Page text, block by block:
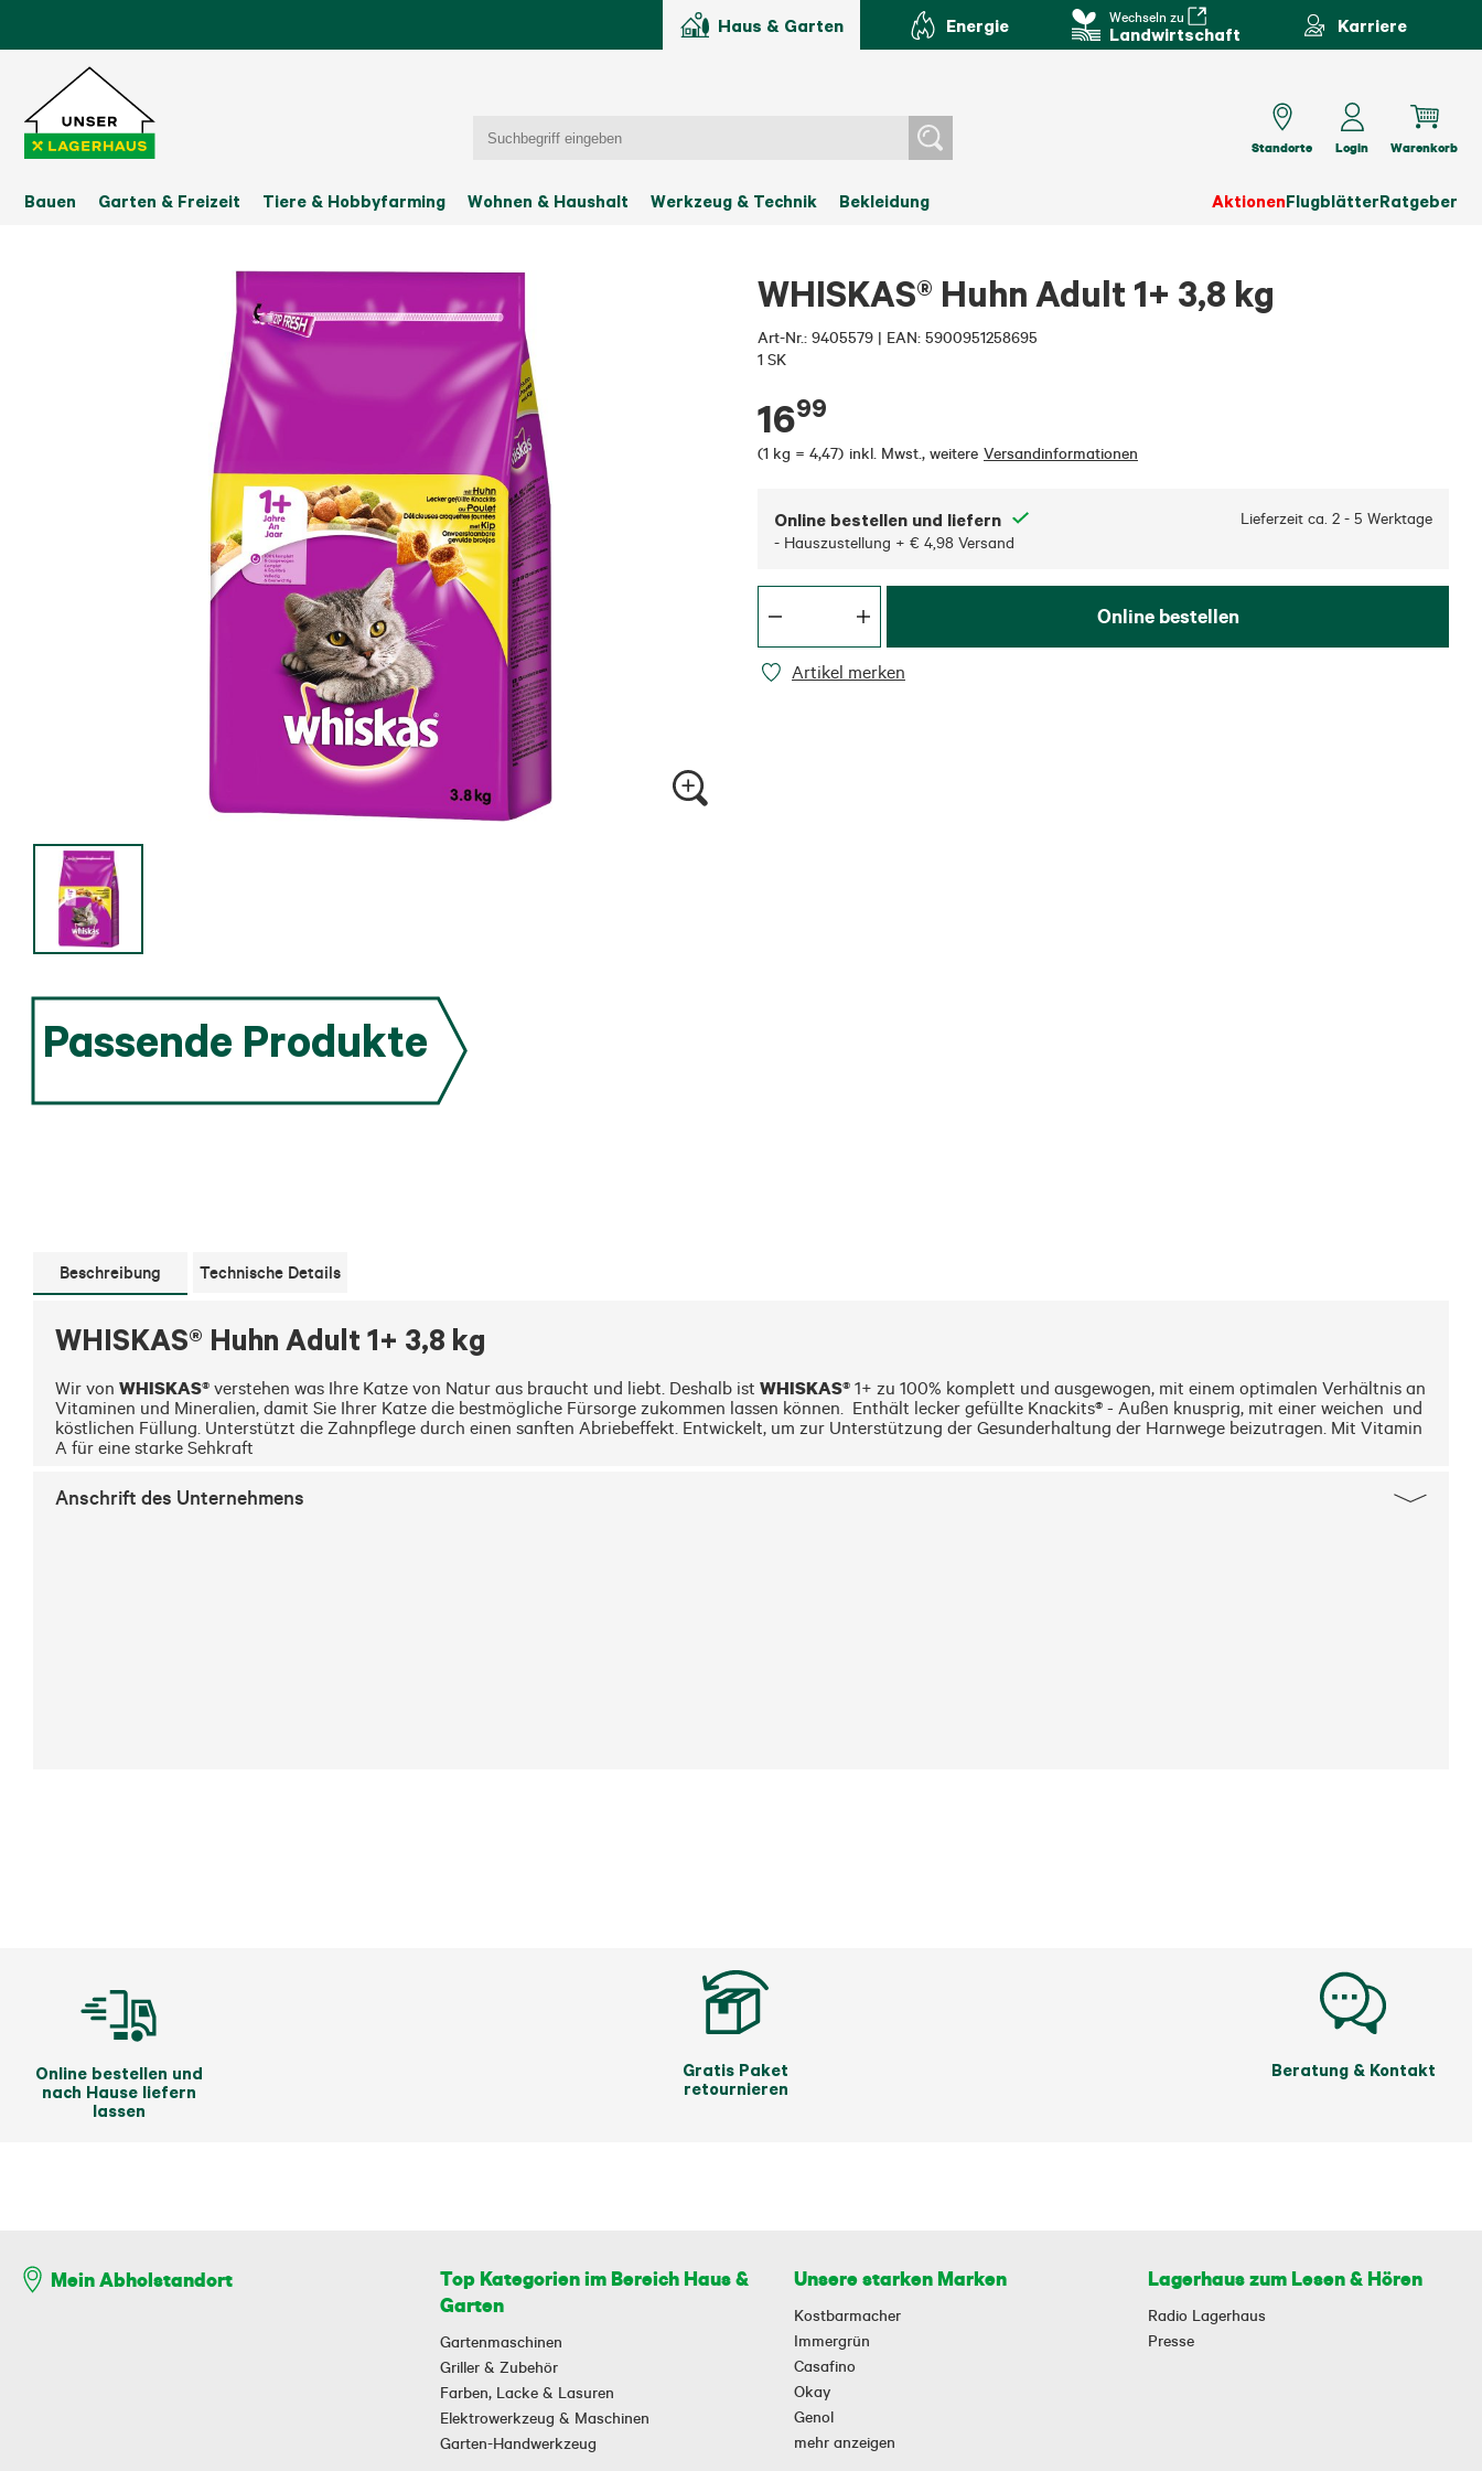
Haus & Garten Energie Wechseln zu
Landwirtschaft Karriere
Bauen Garten & Freizeit Tiere & Hobbyfarming Wohnen & Haushalt Werkzeug & Technik Bekleidung AktionenFlugblätterRatgeber
Standorte Login Warenkorb
WHISKAS® Huhn Adult 1+ 3,8 kg
Art-Nr.: 9405579 | EAN: 5900951258695
1 SK
1699
(1 kg = 4,47) inkl. Mwst., weitere Versandinformationen
Online bestellen und liefern Lieferzeit ca. 2 - 5 Werktage
- Hauszustellung + € 4,98 Versand
Online bestellen
Artikel merken
Passende Produkte
Beschreibung Technische Details
WHISKAS® Huhn Adult 1+ 3,8 kg
Wir von WHISKAS® verstehen was Ihre Katze von Natur aus braucht und liebt. Deshalb ist WHISKAS® 1+ zu 100% komplett und ausgewogen, mit einem optimalen Verhältnis an
Vitaminen und Mineralien, damit Sie Ihrer Katze die bestmögliche Fürsorge zukommen lassen können.  Enthält lecker gefüllte Knackits® - Außen knusprig, mit einer weichen  und
köstlichen Füllung. Unterstützt die Zahnpflege durch einen sanften Abriebeffekt. Entwickelt, um zur Unterstützung der Gesunderhaltung der Harnwege beizutragen. Mit Vitamin
A für eine starke Sehkraft
Anschrift des Unternehmens
Online bestellen und
nach Hause liefern
lassen
Gratis Paket
retournieren
Beratung & Kontakt
Mein Abholstandort
Top Kategorien im Bereich Haus &
Garten
Gartenmaschinen
Griller & Zubehör
Farben, Lacke & Lasuren
Elektrowerkzeug & Maschinen
Garten-Handwerkzeug
Unsere starken Marken
Kostbarmacher
Immergrün
Casafino
Okay
Genol
mehr anzeigen
Lagerhaus zum Lesen & Hören
Radio Lagerhaus
Presse